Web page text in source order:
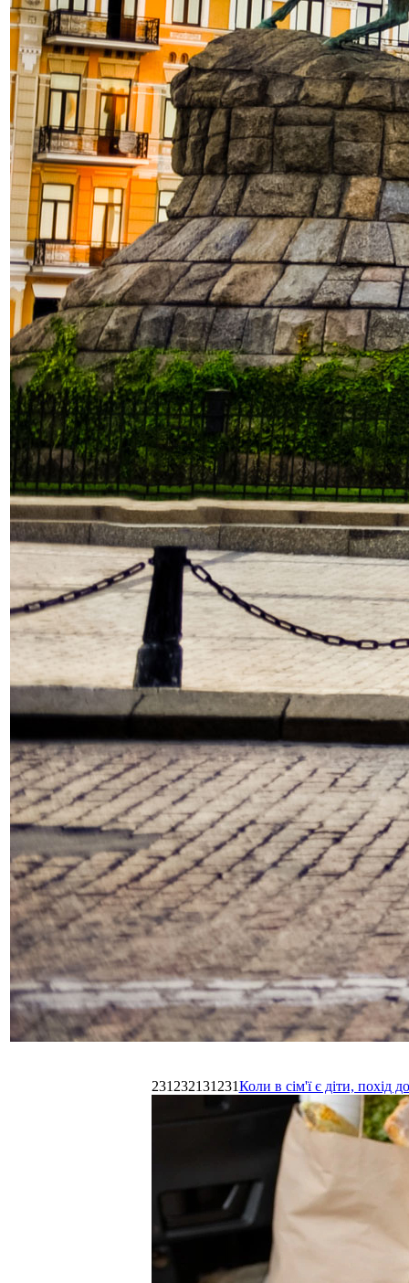
231232131231Коли в сім'ї є діти,